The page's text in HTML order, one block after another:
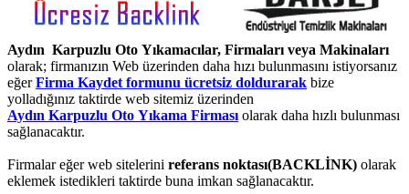
Aydın Karpuzlu Oto Yıkamacılar, Firmaları veya Makinaları
olarak; firmanızın Web üzerinden daha hızı bulunmasını istiyorsanız
eğerFirma Kaydet formunu ücretsiz doldurarak bize
yolladığınız taktirde web sitemiz üzerinden
Aydın Karpuzlu Oto Yıkama Firmasıolarak daha hızlı bulunması
sağlanacaktır.
Firmalar eğer web sitelerini referans noktası(BACKLİNK) olarak
eklemek istedikleri taktirde buna imkan sağlanacaktır.